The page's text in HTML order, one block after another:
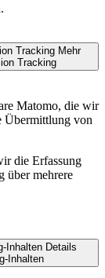
Tracking Mehr
Tracking
Matomo, die wir
Übermittlung von
die Erfassung
über mehrere
Inhalten Details
Inhalten